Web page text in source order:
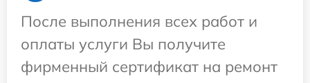
После выполнения всех работ и
оплаты услуги Вы получите
фирменный сертификат на ремонт